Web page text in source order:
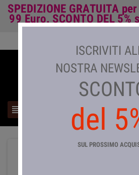
SPEDIZIONE GRATUITA
99 Euro. SCONTO DEL 5%

ISCRIVITI
NOSTRA
del
SUL PROSSIMO